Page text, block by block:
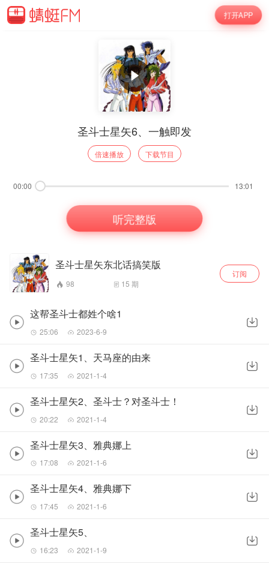
打开APP
圣斗士星矢6、一触即发
倍速播放 下载节目
00:00 13:01
听完整版
圣斗士星矢东北话搞笑版
98 15 期
订阅
这帮圣斗士都姓个啥1
25:06 2023-6-9
圣斗士星矢1、天马座的由来
17:35 2021-1-4
圣斗士星矢2、圣斗士？对圣斗士！
20:22 2021-1-4
圣斗士星矢3、雅典娜上
17:08 2021-1-6
圣斗士星矢4、雅典娜下
17:45 2021-1-6
圣斗士星矢5、
16:23 2021-1-9